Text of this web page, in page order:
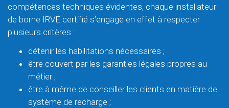
compétences techniques évidentes, chaque installateur
de borne IRVE certifié s’engage en effet à respecter
plusieurs critères :
détenir les habilitations nécessaires ;
être couvert par les garanties légales propres au
métier ;
être à même de conseiller les clients en matière de
système de recharge ;